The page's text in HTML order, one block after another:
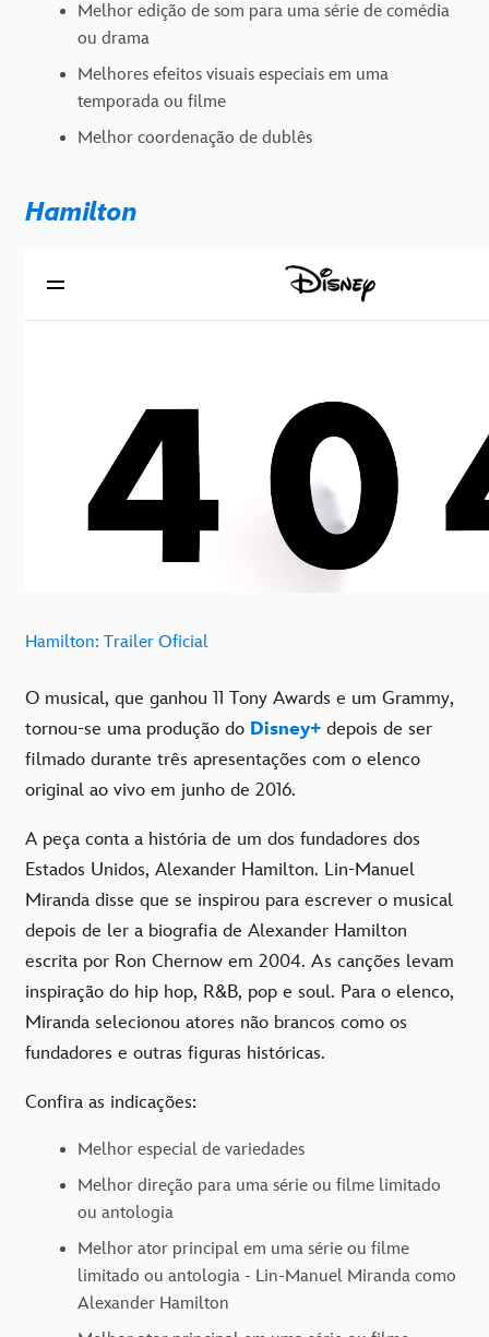
Melhor edição de som para uma série de comédia
ou drama
Melhores efeitos visuais especiais em uma
temporada ou filme
Melhor coordenação de dublês
Hamilton
Hamilton: Trailer Oficial
O musical, que ganhou 11 Tony Awards e um Grammy,
tornou-se uma produção do Disney+ depois de ser
filmado durante três apresentações com o elenco
original ao vivo em junho de 2016.
A peça conta a história de um dos fundadores dos
Estados Unidos, Alexander Hamilton. Lin-Manuel
Miranda disse que se inspirou para escrever o musical
depois de ler a biografia de Alexander Hamilton
escrita por Ron Chernow em 2004. As canções levam
inspiração do hip hop, R&B, pop e soul. Para o elenco,
Miranda selecionou atores não brancos como os
fundadores e outras figuras históricas.
Confira as indicações:
Melhor especial de variedades
Melhor direção para uma série ou filme limitado
ou antologia
Melhor ator principal em uma série ou filme
limitado ou antologia - Lin-Manuel Miranda como
Alexander Hamilton